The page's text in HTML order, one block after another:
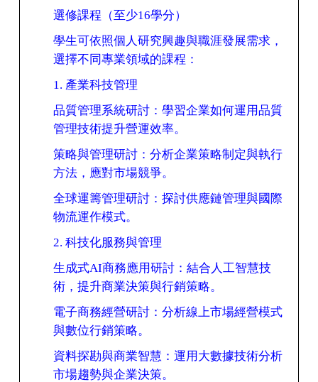
選修課程（至少16學分）
學生可依照個人研究興趣與職涯發展需求，
選擇不同專業領域的課程：
1. 產業科技管理
品質管理系統研討：學習企業如何運用品質
管理技術提升營運效率。
策略與管理研討：分析企業策略制定與執行
方法，應對市場競爭。
全球運籌管理研討：探討供應鏈管理與國際
物流運作模式。
2. 科技化服務與管理
生成式AI商務應用研討：結合人工智慧技
術，提升商業決策與行銷策略。
電子商務經營研討：分析線上市場經營模式
與數位行銷策略。
資料探勘與商業智慧：運用大數據技術分析
市場趨勢與企業決策。